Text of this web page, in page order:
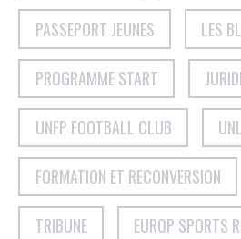
PASSEPORT JEUNES LES
PROGRAMME START
UNFP FOOTBALL CLUB
FORMATION ET RECONVERSION
TRIBUNE EUROP SPORTS